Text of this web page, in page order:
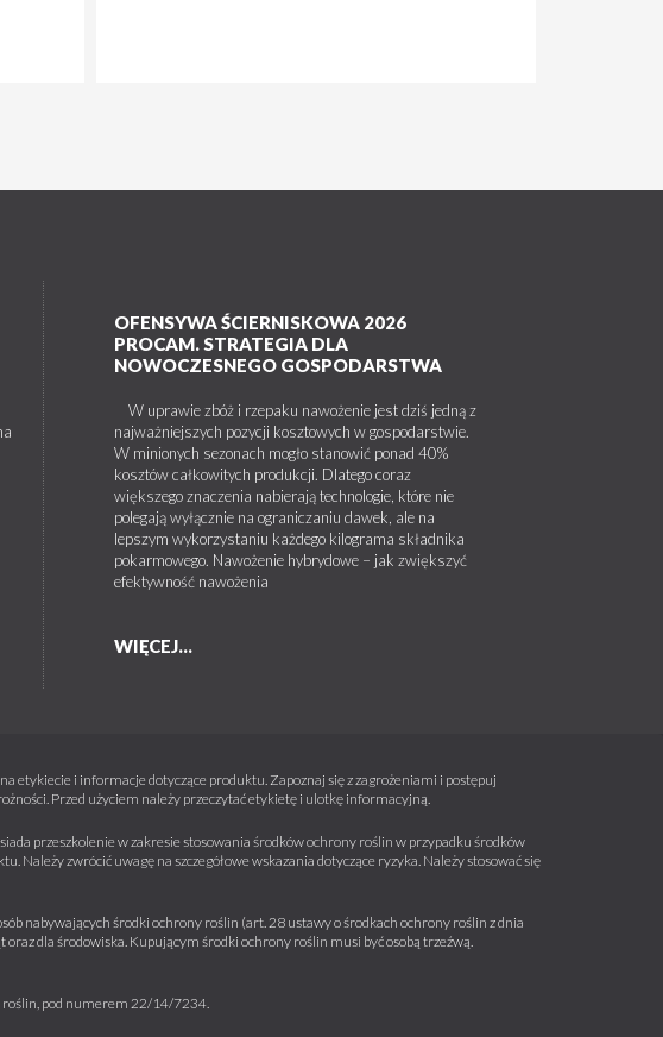
OFENSYWA ŚCIERNISKOWA 2026
PROCAM. STRATEGIA DLA
NOWOCZESNEGO GOSPODARSTWA
W uprawie zbóż i rzepaku nawożenie jest dziś jedną z
najważniejszych pozycji kosztowych w gospodarstwie.
W minionych sezonach mogło stanowić ponad 40%
kosztów całkowitych produkcji. Dlatego coraz
większego znaczenia nabierają technologie, które nie
polegają wyłącznie na ograniczaniu dawek, ale na
lepszym wykorzystaniu każdego kilograma składnika
pokarmowego. Nawożenie hybrydowe – jak zwiększyć
efektywność nawożenia
WIĘCEJ...
etykiecie i informacje dotyczące produktu. Zapoznaj się z zagrożeniami i postępuj
Przed użyciem należy przeczytać etykietę i ulotkę informacyjną.
przeszkolenie w zakresie stosowania środków ochrony roślin w przypadku środków
zwrócić uwagę na szczegółowe wskazania dotyczące ryzyka. Należy stosować się
nabywających środki ochrony roślin (art. 28 ustawy o środkach ochrony roślin z dnia
dla środowiska. Kupującym środki ochrony roślin musi być osobą trzeźwą.
roślin, pod numerem 22/14/7234.